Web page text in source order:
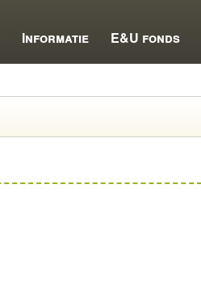
Informatie E&U fonds